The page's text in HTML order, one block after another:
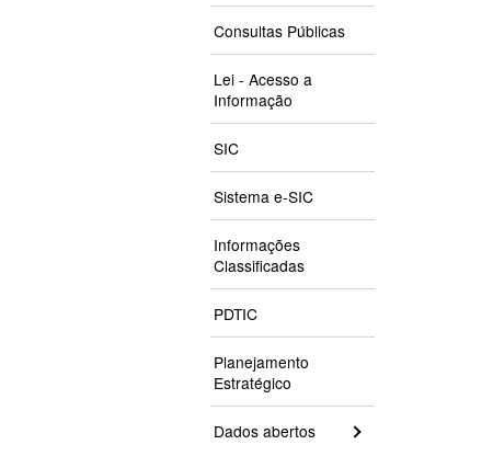
Consultas Públicas
Lei - Acesso a
Informação
SIC
Sistema e-SIC
Informações
Classificadas
PDTIC
Planejamento
Estratégico
Dados abertos